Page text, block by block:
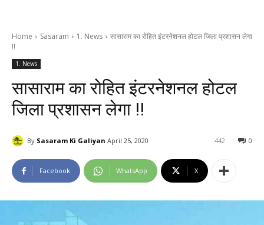
Home Sasaram 1. News
सासाराम का रोहित इंटरनेशनल होटल जिला प्रशासन लेगा
!!
1. News
सासाराम का रोहित इंटरनेशनल होटल
जिला प्रशासन लेगा !!
By Sasaram Ki Galiyan April 25, 2020 0
442
Facebook WhatsApp X